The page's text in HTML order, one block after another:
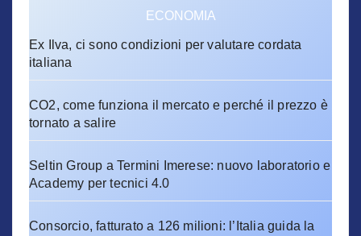
ECONOMIA
Ex Ilva, ci sono condizioni per valutare cordata
italiana
CO2, come funziona il mercato e perché il prezzo è
tornato a salire
Seltin Group a Termini Imerese: nuovo laboratorio e
Academy per tecnici 4.0
Consorcio, fatturato a 126 milioni: l’Italia guida la